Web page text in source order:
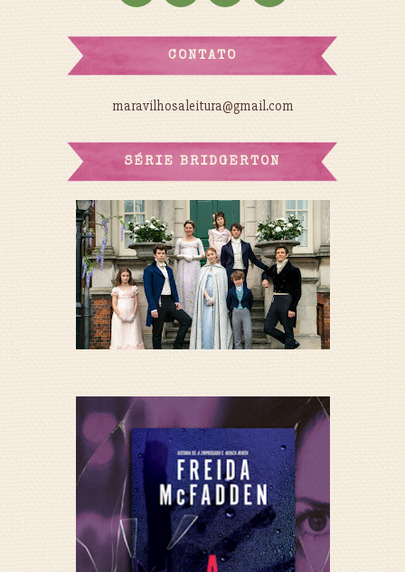
CONTATO
maravilhosaleitura@gmail.com
SÉRIE BRIDGERTON